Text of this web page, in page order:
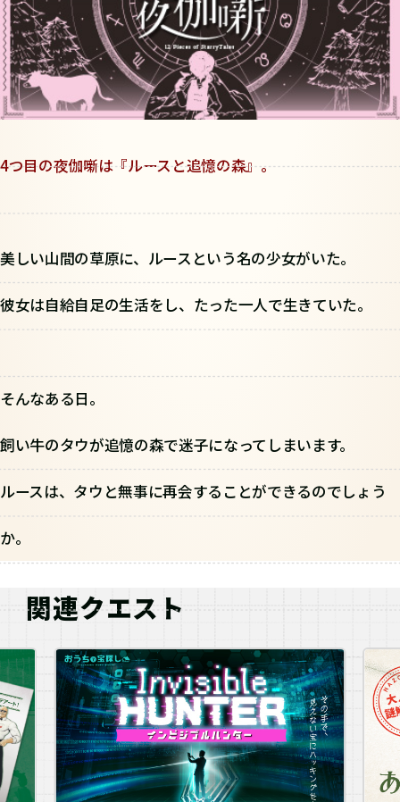
4つ目の夜伽噺は『ルースと追憶の森』。
美しい山間の草原に、ルースという名の少女がいた。
彼女は自給自足の生活をし、たった一人で生きていた。
そんなある日。
飼い牛のタウが追憶の森で迷子になってしまいます。
ルースは、タウと無事に再会することができるのでしょう
か。
関連クエスト